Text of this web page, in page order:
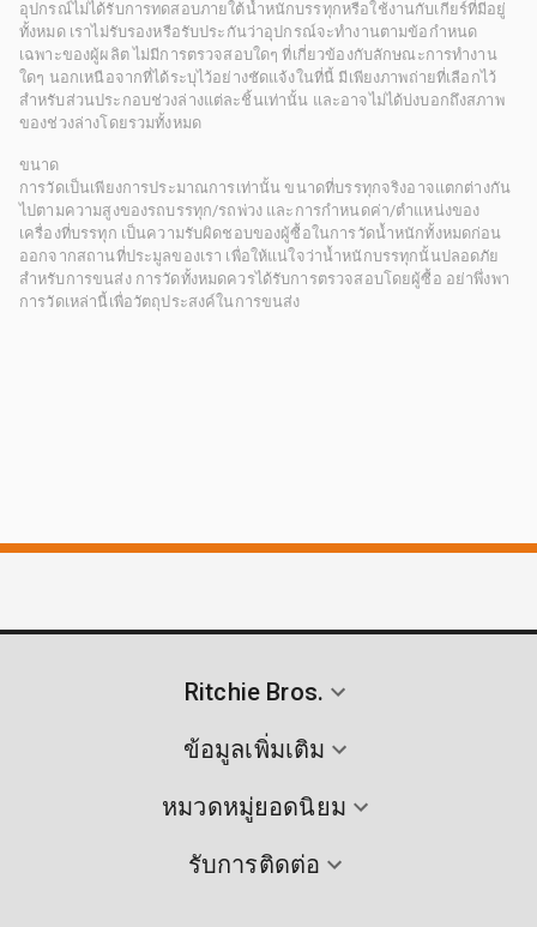
อุปกรณ์ไม่ได้รับการทดสอบภายใต้น้ำหนักบรรทุกหรือใช้งานกับเกียร์ที่มีอยู่
ทั้งหมด เราไม่รับรองหรือรับประกันว่าอุปกรณ์จะทำงานตามข้อกำหนด
เฉพาะของผู้ผลิต ไม่มีการตรวจสอบใดๆ ที่เกี่ยวข้องกับลักษณะการทำงาน
ใดๆ นอกเหนือจากที่ได้ระบุไว้อย่างชัดแจ้งในที่นี้ มีเพียงภาพถ่ายที่เลือกไว้
สำหรับส่วนประกอบช่วงล่างแต่ละชิ้นเท่านั้น และอาจไม่ได้บ่งบอกถึงสภาพ
ของช่วงล่างโดยรวมทั้งหมด
ขนาด
การวัดเป็นเพียงการประมาณการเท่านั้น ขนาดที่บรรทุกจริงอาจแตกต่างกัน
ไปตามความสูงของรถบรรทุก/รถพ่วง และการกำหนดค่า/ตำแหน่งของ
เครื่องที่บรรทุก เป็นความรับผิดชอบของผู้ซื้อในการวัดน้ำหนักทั้งหมดก่อน
ออกจากสถานที่ประมูลของเรา เพื่อให้แน่ใจว่าน้ำหนักบรรทุกนั้นปลอดภัย
สำหรับการขนส่ง การวัดทั้งหมดควรได้รับการตรวจสอบโดยผู้ซื้อ อย่าพึ่งพา
การวัดเหล่านี้เพื่อวัตถุประสงค์ในการขนส่ง
Ritchie Bros.
ข้อมูลเพิ่มเติม
หมวดหมู่ยอดนิยม
รับการติดต่อ